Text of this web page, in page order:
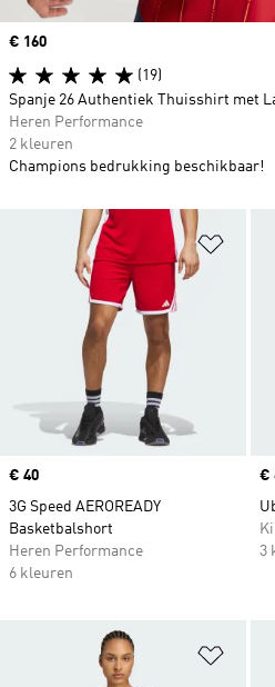
Price
€ 40
3G Speed AEROREADY
Basketbalshort
Heren Performance
6 kleuren
€
3
Op
Price
€ 160
(19)
Spanje 26 Authentiek Thuisshirt met
Heren Performance
2 kleuren
Champions bedrukking beschikbaar!